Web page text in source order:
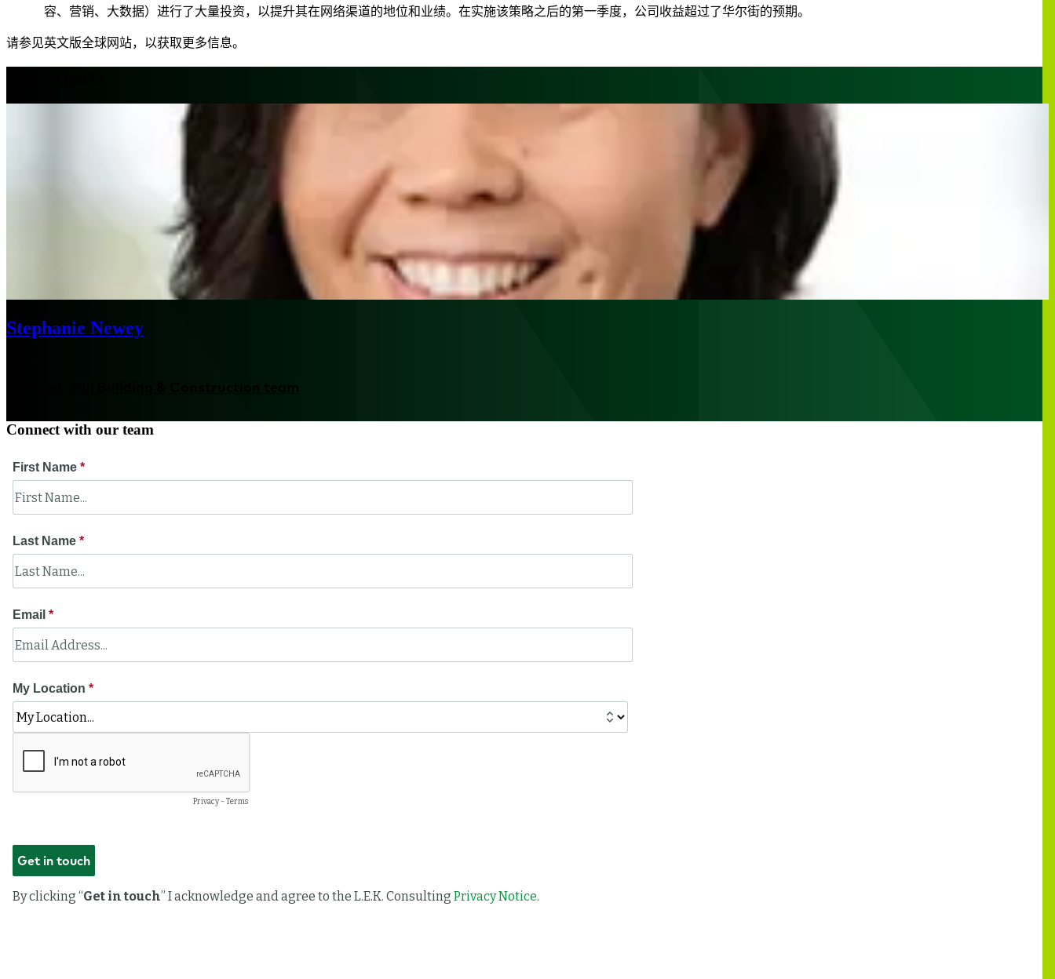
容、营销、大数据）进行了大量投资，以提升其在网络渠道的地位和业绩。在实施该策略之后的第一季度，公司收益超过了华尔街的预期。
请参见英文版全球网站，以获取更多信息。
Stephanie Newey
Connect with our team